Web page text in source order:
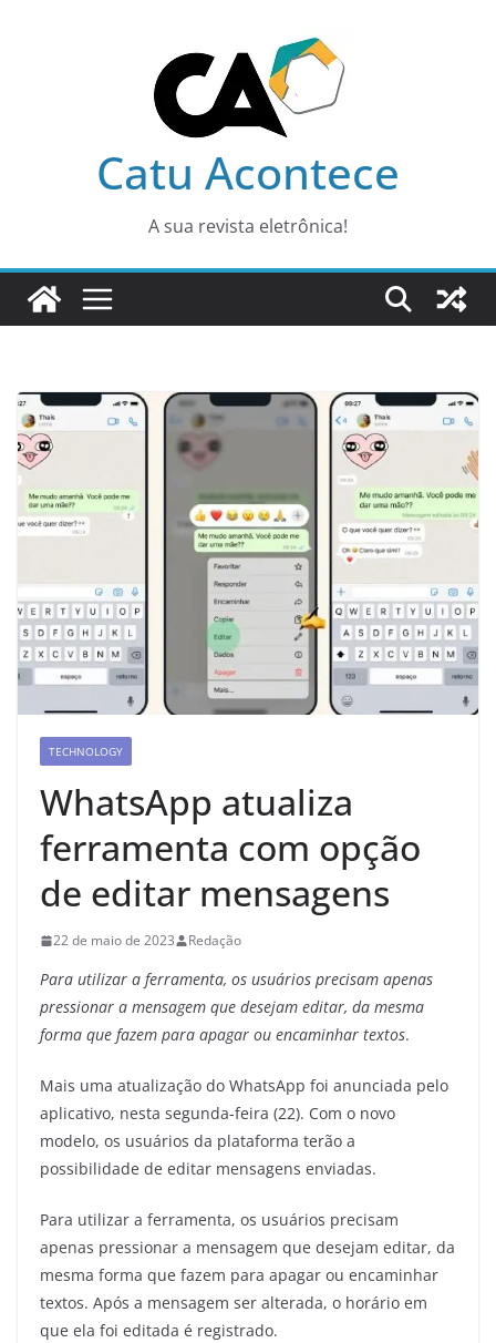
Catu Acontece
A sua revista eletrônica!
TECHNOLOGY
WhatsApp atualiza
ferramenta com opção
de editar mensagens
22 de maio de 2023 Redação
Para utilizar a ferramenta, os usuários precisam apenas
pressionar a mensagem que desejam editar, da mesma
forma que fazem para apagar ou encaminhar textos.
Mais uma atualização do WhatsApp foi anunciada pelo
aplicativo, nesta segunda-feira (22). Com o novo
modelo, os usuários da plataforma terão a
possibilidade de editar mensagens enviadas.
Para utilizar a ferramenta, os usuários precisam
apenas pressionar a mensagem que desejam editar, da
mesma forma que fazem para apagar ou encaminhar
textos. Após a mensagem ser alterada, o horário em
que ela foi editada é registrado.